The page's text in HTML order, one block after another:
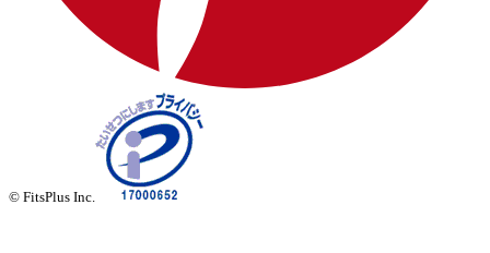
© FitsPlus Inc.